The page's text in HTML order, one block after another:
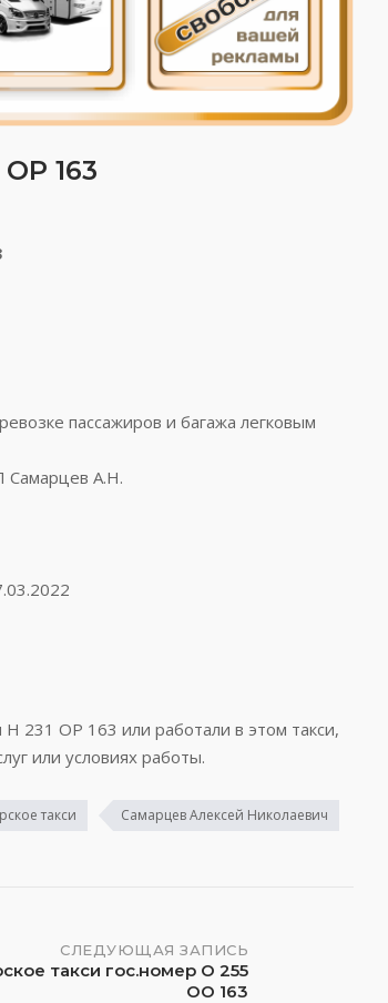
163
пассажиров и багажа легковым
Самарцев А.Н.
Н 231 ОР 163 или работали в этом такси,
или условиях работы.
такси Самарцев Алексей Николаевич
СЛЕДУЮЩАЯ ЗАПИСЬ
такси гос.номер О 255
ОО 163